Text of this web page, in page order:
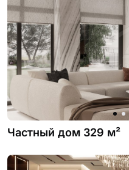
Частный дом 329 м²